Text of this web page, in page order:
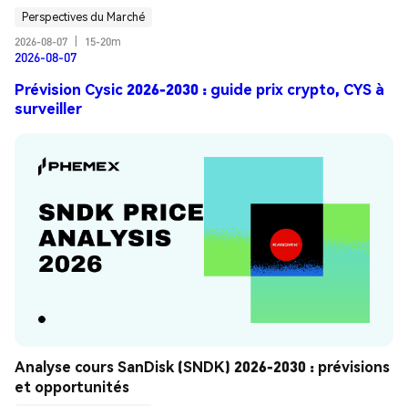
Perspectives du Marché
2026-08-07
15-20m
2026-08-07
Prévision Cysic 2026-2030 : guide prix crypto, CYS à
surveiller
Analyse cours SanDisk (SNDK) 2026-2030 : prévisions
et opportunités